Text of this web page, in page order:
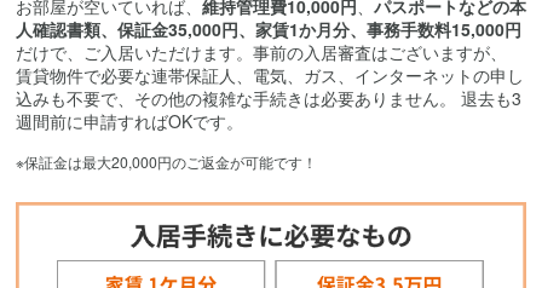
お部屋が空いていれば、 維持管理費10,000円、 パスポートなどの本
人確認書類、保証金35,000円、家賃1か月分、事務手数料15,000円
だけで、ご入居いただけます。事前の入居審査はございますが、
賃貸物件で必要な連帯保証人、電気、ガス、インターネットの申し
込みも不要で、その他の複雑な手続きは必要ありません。 退去も3
週間前に申請すればOKです。
※保証金は最大20,000円のご返金が可能です！